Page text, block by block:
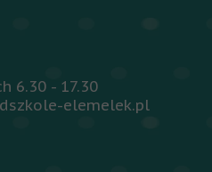
6.30 - 17.30
elemelek.pl